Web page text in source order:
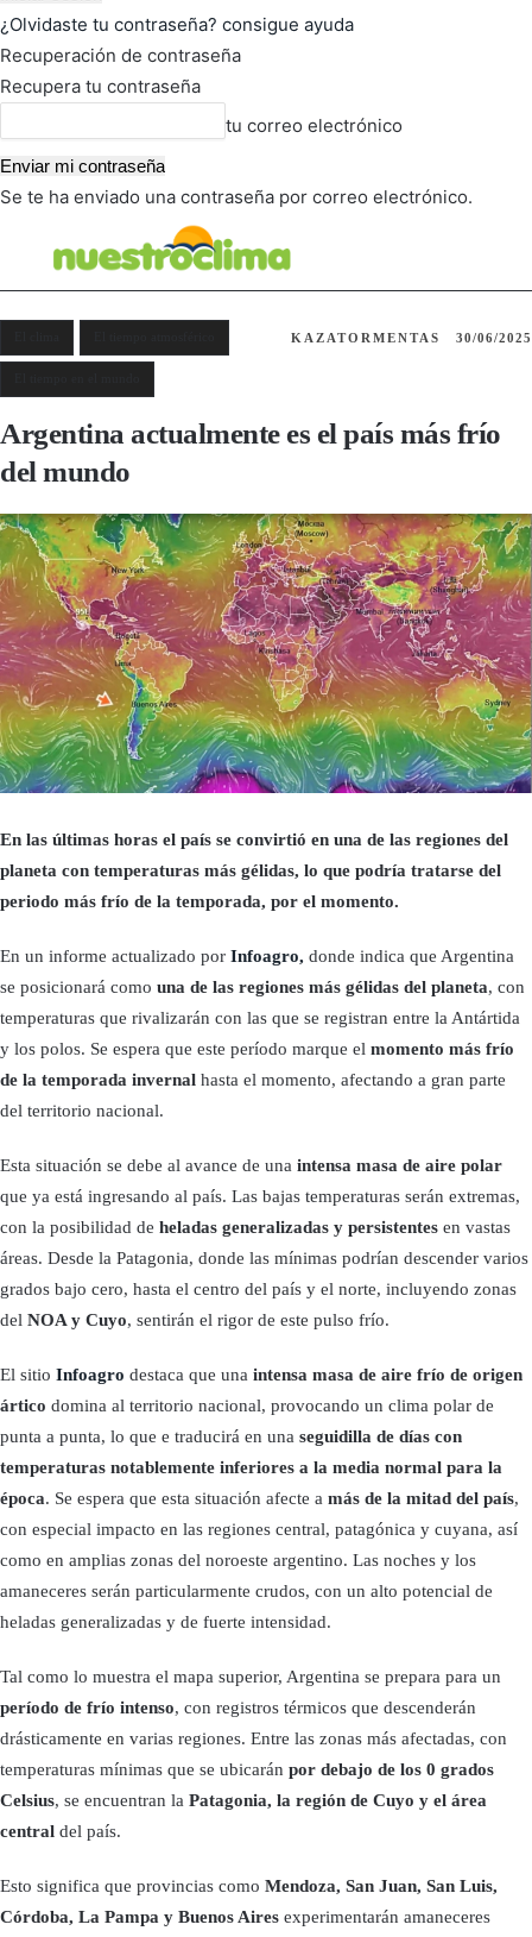
¿Olvidaste tu contraseña? consigue ayuda
Recuperación de contraseña
Recupera tu contraseña
tu correo electrónico
Se te ha enviado una contraseña por correo electrónico.
KAZATORMENTAS 30/06/2025
Argentina actualmente es el país más frío
del mundo
En las últimas horas el país se convirtió en una de las regiones del
planeta con temperaturas más gélidas, lo que podría tratarse del
periodo más frío de la temporada, por el momento.
En un informe actualizado por Infoagro, donde indica que Argentina
se posicionará como una de las regiones más gélidas del planeta, con
temperaturas que rivalizarán con las que se registran entre la Antártida
y los polos. Se espera que este período marque el momento más frío
de la temporada invernal hasta el momento, afectando a gran parte
del territorio nacional.
Esta situación se debe al avance de una intensa masa de aire polar
que ya está ingresando al país. Las bajas temperaturas serán extremas,
con la posibilidad de heladas generalizadas y persistentes en vastas
áreas. Desde la Patagonia, donde las mínimas podrían descender varios
grados bajo cero, hasta el centro del país y el norte, incluyendo zonas
del NOA y Cuyo, sentirán el rigor de este pulso frío.
El sitio Infoagro destaca que una intensa masa de aire frío de origen
ártico domina al territorio nacional, provocando un clima polar de
punta a punta, lo que e traducirá en una seguidilla de días con
temperaturas notablemente inferiores a la media normal para la
época. Se espera que esta situación afecte a más de la mitad del país,
con especial impacto en las regiones central, patagónica y cuyana, así
como en amplias zonas del noroeste argentino. Las noches y los
amaneceres serán particularmente crudos, con un alto potencial de
heladas generalizadas y de fuerte intensidad.
Tal como lo muestra el mapa superior, Argentina se prepara para un
período de frío intenso, con registros térmicos que descenderán
drásticamente en varias regiones. Entre las zonas más afectadas, con
temperaturas mínimas que se ubicarán por debajo de los 0 grados
Celsius, se encuentran la Patagonia, la región de Cuyo y el área
central del país.
Esto significa que provincias como Mendoza, San Juan, San Luis,
Córdoba, La Pampa y Buenos Aires experimentarán amaneceres